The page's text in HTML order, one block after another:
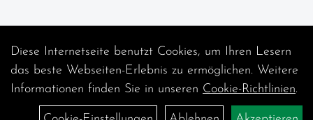
Diese Internetseite benutzt Cookies, um Ihren Lesern
das beste Webseiten-Erlebnis zu ermöglichen. Weitere
Informationen finden Sie in unseren Cookie-Richtlinien.
Auftrag widerrufen